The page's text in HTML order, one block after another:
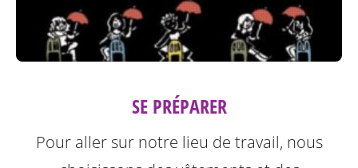
SE PRÉPARER
Pour aller sur notre lieu de travail, nous